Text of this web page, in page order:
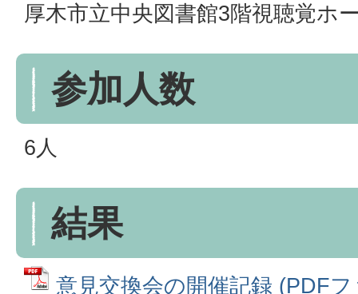
厚木市立中央図書館3階視聴覚ホ
参加人数
6人
結果
意見交換会の開催記録 (PDF